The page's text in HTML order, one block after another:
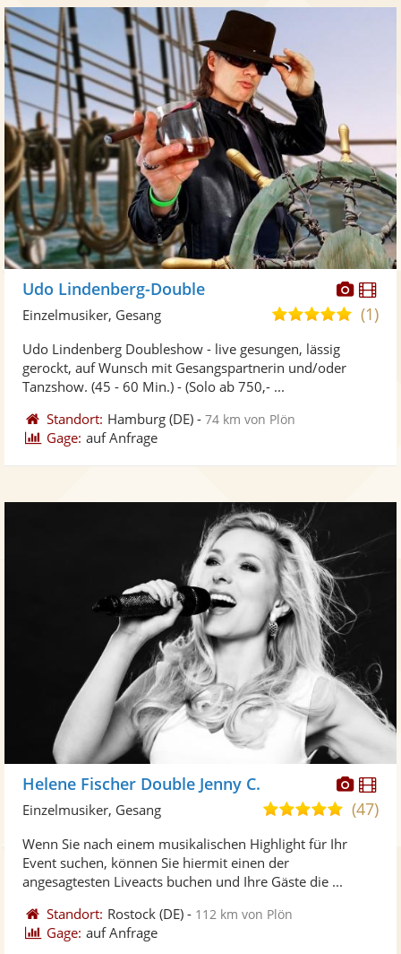
Udo Lindenberg-Double
5,0(1)
Einzelmusiker, Gesang
Udo Lindenberg Doubleshow - live gesungen, lässig
gerockt, auf Wunsch mit Gesangspartnerin und/oder
Tanzshow. (45 - 60 Min.) - (Solo ab 750,- ...
Standort: Hamburg (DE) -74 km von Plön
Gage: auf Anfrage
Helene Fischer Double Jenny C.
4,9
5
(47)
Einzelmusiker, Gesang
Wenn Sie nach einem musikalischen Highlight für Ihr
Event suchen, können Sie hiermit einen der
angesagtesten Liveacts buchen und Ihre Gäste die ...
Standort: Rostock (DE) - 112 km von Plön
Gage: auf Anfrage